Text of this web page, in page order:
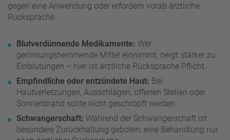
gegen eine Anwendung oder erfordern vorab ärztliche
Rücksprache.
Blutverdünnende Medikamente: Wer
gerinnungshemmende Mittel einnimmt, neigt stärker zu
Einblutungen – hier ist ärztliche Rücksprache Pflicht.
Empfindliche oder entzündete Haut: Bei
Hautverletzungen, Ausschlägen, offenen Stellen oder
Sonnenbrand sollte nicht geschröpft werden.
Schwangerschaft: Während der Schwangerschaft ist
besondere Zurückhaltung geboten; eine Behandlung nur